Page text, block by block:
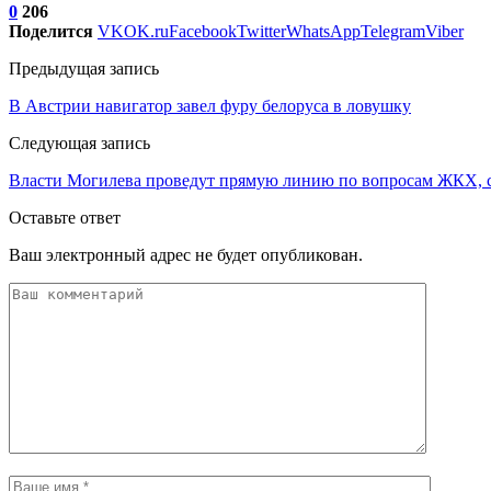
0 206
Поделится VKOK.ruFacebookTwitterWhatsAppTelegramViber
Предыдущая запись
В Австрии навигатор завел фуру белоруса в ловушку
Следующая запись
Власти Могилева проведут прямую линию по вопросам ЖКХ,
Оставьте ответ
Ваш электронный адрес не будет опубликован.